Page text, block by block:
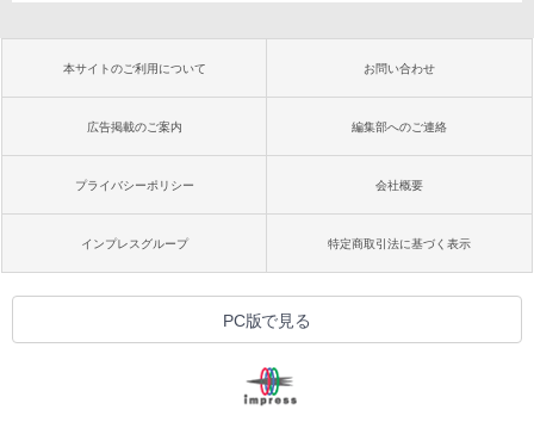
本サイトのご利用について お問い合わせ
広告掲載のご案内 編集部へのご連絡
プライバシーポリシー 会社概要
インプレスグループ 特定商取引法に基づく表示
PC版で見る